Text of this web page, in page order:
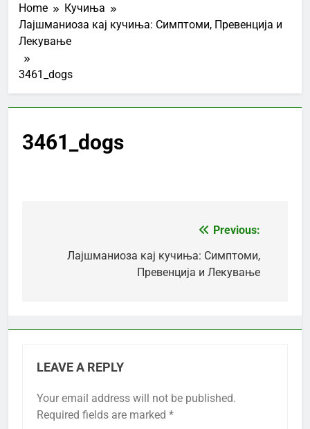
Home
Кучиња
Лајшманиоза кај кучиња: Симптоми, Превенција и
Лекување
3461_dogs
3461_dogs
navigation
Previous:
Лајшманиоза кај кучиња: Симптоми,
Превенција и Лекување
LEAVE A REPLY
Your email address will not be published.
Required fields are marked *